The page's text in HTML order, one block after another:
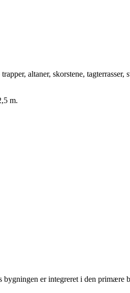
altaner, skorstene, tagterrasser,
m.
er integreret i den primære